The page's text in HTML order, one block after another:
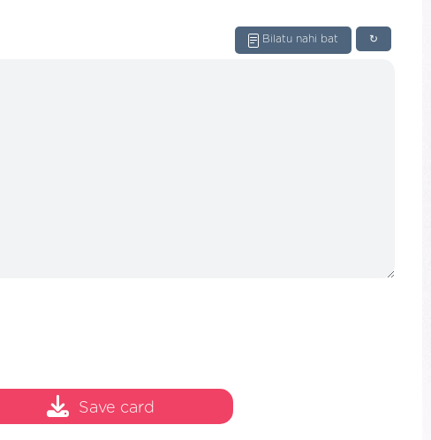
↻
Bilatu nahi bat
Save card